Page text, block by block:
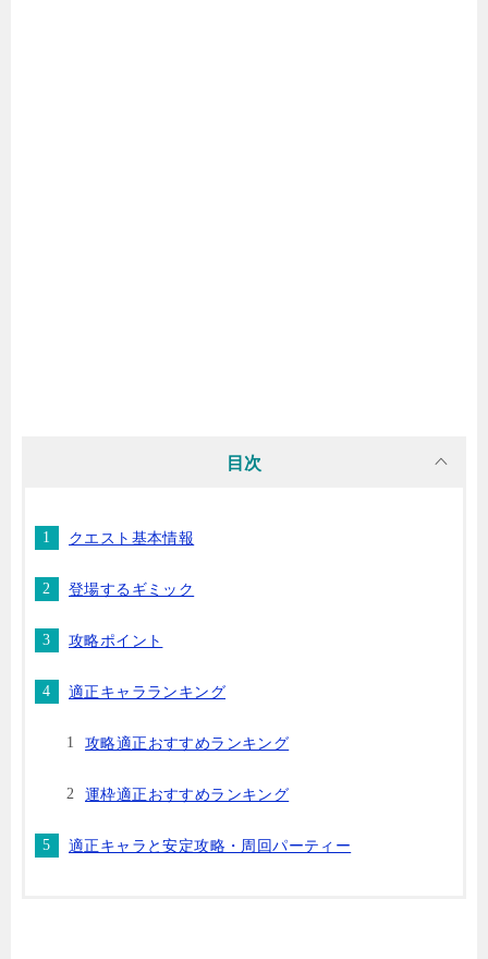
目次
クエスト基本情報
登場するギミック
攻略ポイント
適正キャラランキング
攻略適正おすすめランキング
運枠適正おすすめランキング
適正キャラと安定攻略・周回パーティー